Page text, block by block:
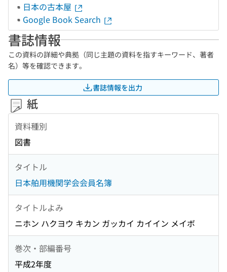
日本の古本屋
Google Book Search
書誌情報
この資料の詳細や典拠（同じ主題の資料を指すキーワード、著者
名）等を確認できます。
書誌情報を出力
紙
資料種別
図書
タイトル
日本舶用機関学会会員名簿
タイトルよみ
ニホン ハクヨウ キカン ガッカイ カイイン メイボ
巻次・部編番号
平成2年度